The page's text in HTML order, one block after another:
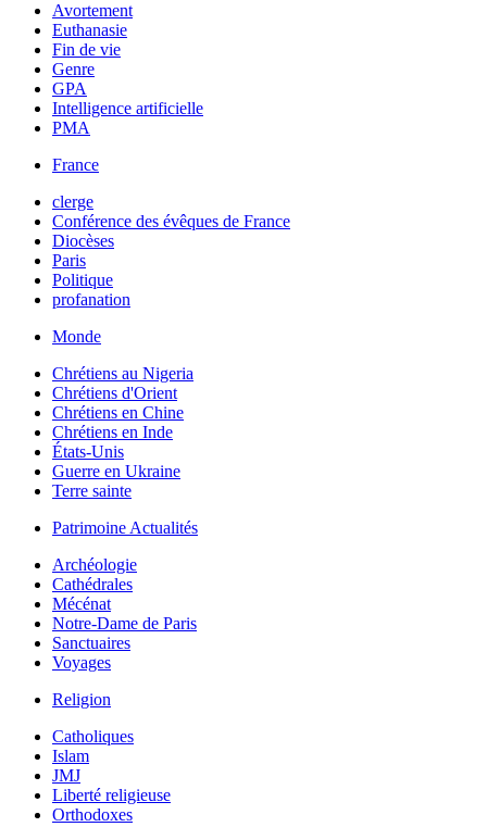
Avortement
Euthanasie
Fin de vie
Genre
GPA
Intelligence artificielle
PMA
France
clerge
Conférence des évêques de France
Diocèses
Paris
Politique
profanation
Monde
Chrétiens au Nigeria
Chrétiens d'Orient
Chrétiens en Chine
Chrétiens en Inde
États-Unis
Guerre en Ukraine
Terre sainte
Patrimoine Actualités
Archéologie
Cathédrales
Mécénat
Notre-Dame de Paris
Sanctuaires
Voyages
Religion
Catholiques
Islam
JMJ
Liberté religieuse
Orthodoxes